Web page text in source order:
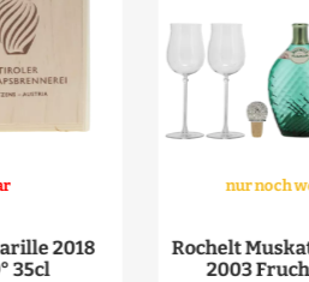
2018
35cl
nur noch
Rochelt
2003